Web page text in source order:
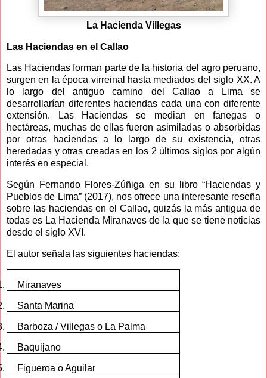
La Hacienda Villegas
Las Haciendas en el Callao
Las Haciendas forman parte de la historia del agro peruano,
surgen en la época virreinal hasta mediados del siglo XX. A
lo largo del antiguo camino del Callao a Lima se
desarrollarían diferentes haciendas cada una con diferente
extensión. Las Haciendas se median en fanegas o
hectáreas, muchas de ellas fueron asimiladas o absorbidas
por otras haciendas a lo largo de su existencia, otras
heredadas y otras creadas en los 2 últimos siglos por algún
interés en especial.
Según Fernando Flores-Zúñiga en su libro “Haciendas y
Pueblos de Lima” (2017), nos ofrece una interesante reseña
sobre las haciendas en el Callao, quizás la más antigua de
todas es La Hacienda Miranaves de la que se tiene noticias
desde el siglo XVI.
El autor señala las siguientes haciendas:
Miranaves
Santa Marina
Barboza / Villegas o La Palma
Baquijano
Figueroa o Aguilar